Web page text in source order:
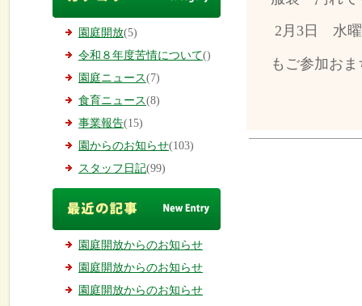
園庭開放(5)
令和８年度苦情について()
園庭ニュース(7)
食育ニュース(8)
事業報告(15)
園からのお知らせ(103)
スタッフ日記(99)
園庭開放からのお知らせ
園庭開放からのお知らせ
園庭開放からのお知らせ
2月3日 水
もご参加お